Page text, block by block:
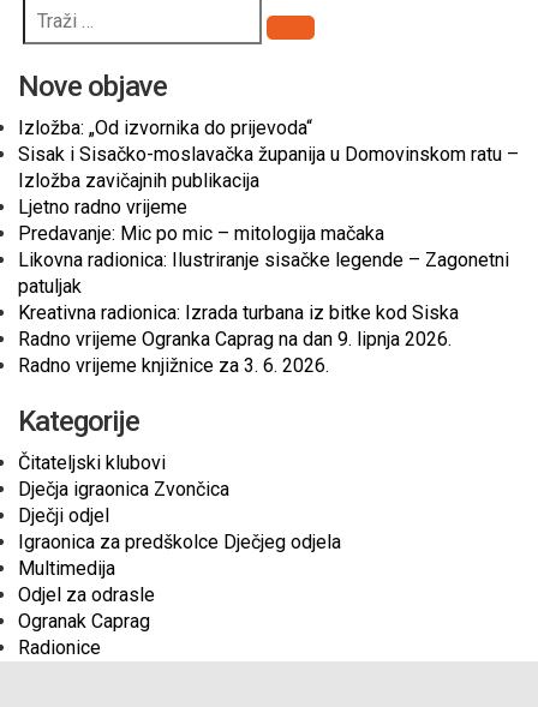
Pretraži
Nove objave
Izložba: „Od izvornika do prijevoda“
Sisak i Sisačko-moslavačka županija u Domovinskom ratu –
Izložba zavičajnih publikacija
Ljetno radno vrijeme
Predavanje: Mic po mic – mitologija mačaka
Likovna radionica: Ilustriranje sisačke legende – Zagonetni
patuljak
Kreativna radionica: Izrada turbana iz bitke kod Siska
Radno vrijeme Ogranka Caprag na dan 9. lipnja 2026.
Radno vrijeme knjižnice za 3. 6. 2026.
Kategorije
Čitateljski klubovi
Dječja igraonica Zvončica
Dječji odjel
Igraonica za predškolce Dječjeg odjela
Multimedija
Odjel za odrasle
Ogranak Caprag
Radionice